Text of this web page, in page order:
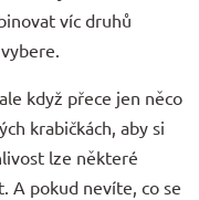
víc druhů
když přece jen něco
krabičkách, aby si
lze některé
A pokud nevíte, co se